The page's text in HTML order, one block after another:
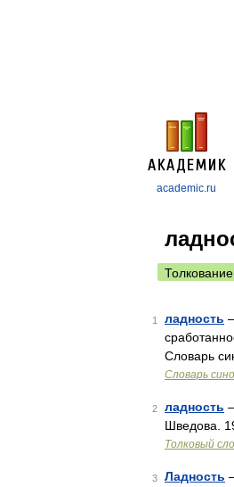
academic.ru
Толкование
1 ладность
Словарь
Словарь
2 ладность
Шведова.
Толковый
3 Ладность